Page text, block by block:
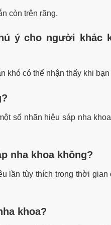
còn trên răng.
ý cho người khác
khó có thể nhận thấy khi
số nhãn hiệu sáp nha
nha khoa không?
lần tùy thích trong thời
khoa?